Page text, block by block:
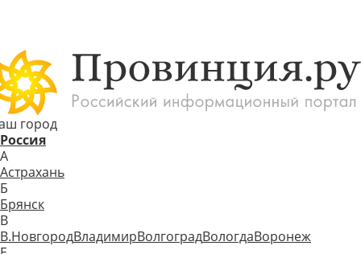
город
Россия
А
Астрахань
Б
Брянск
В
В.НовгородВладимирВолгоградВологдаВоронеж